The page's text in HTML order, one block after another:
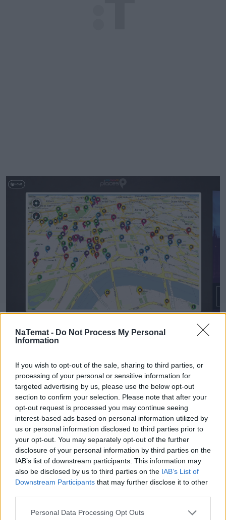
NaTemat - Do Not Process My Personal
Information
If you wish to opt-out of the sale, sharing to third parties, or
processing of your personal or sensitive information for
targeted advertising by us, please use the below opt-out
section to confirm your selection. Please note that after your
opt-out request is processed you may continue seeing
interest-based ads based on personal information utilized by
us or personal information disclosed to third parties prior to
your opt-out. You may separately opt-out of the further
disclosure of your personal information by third parties on the
IAB’s list of downstream participants. This information may
also be disclosed by us to third parties on the IAB’s List of
Downstream Participants that may further disclose it to other
Personal Data Processing Opt Outs
Najlepiej zrobić to w miejscu z dobrym WiFi, bo pliki
będą trochę ważyły. Przydadzą się, kiedy znajdziemy się
poza zasięgiem zdobywając kolejne europejskie miasto.
Zarówno mapy, jak i większość innych funkcji aplikacji
działają w trybie offline. Aplikacja dzielnie spełnia swoje
funkcje i działa bardzo sprawnie.
W chwili obecnej wydane są przewodniki po: Londynie,
Paryżu, Nowym Jorku, Rzymie, Kopenhadze, Berlinie i
Barcelonie.